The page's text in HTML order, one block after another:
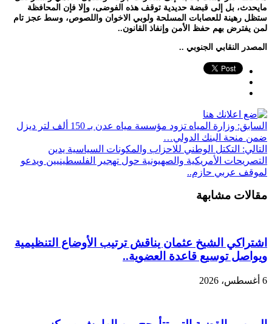
مايحدث، بل إلى قبضة حديدية توقف هذه الفوضى، وإلا فإن المحافظة
ستظل رهينة للعصابات المسلحة ولوبي الاخوان واللصوص، وسط عجز تام
لمن يفترض بهم حفظ الأمن وإنفاذ القانون..
المصدر النقابي الجنوبي ..
السابق:
وزارة المياه تزود مؤسسة مياه عدن بـ 150 ألف لتر ديزل
ضمن منحة البنك الدولي…
التالي: التكتل الوطني للاحزاب والمكونات السياسية يدين
التصريحات الأمريكية والصهيونية حول تهجير الفلسطينيين ويدعو
لموقف عربي حازم..
مقالات مشابهة
اشتراكي الشيخ عثمان يناقش ترتيب الأوضاع التنظيمية
ويواصل توسيع قاعدة العضوية..
6 أغسطس، 2026